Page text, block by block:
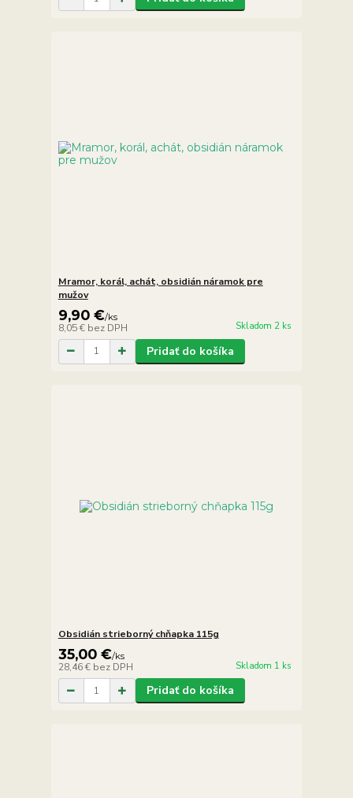
Mramor, korál, achát, obsidián náramok pre
mužov
9,90 €/ks
8,05 € bez DPH Skladom 2 ks
Pridať do košíka
Obsidián strieborný chňapka 115g
35,00 €/ks
28,46 € bez DPH Skladom 1 ks
Pridať do košíka